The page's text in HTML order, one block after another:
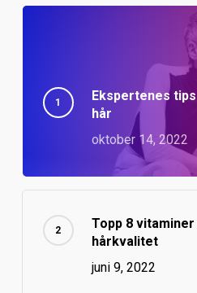
Ekspertenes
hår
oktober 14, 2022
Topp 8
hårkvalitet
juni 9, 2022